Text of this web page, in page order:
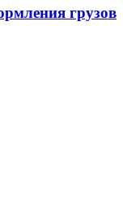
грузов